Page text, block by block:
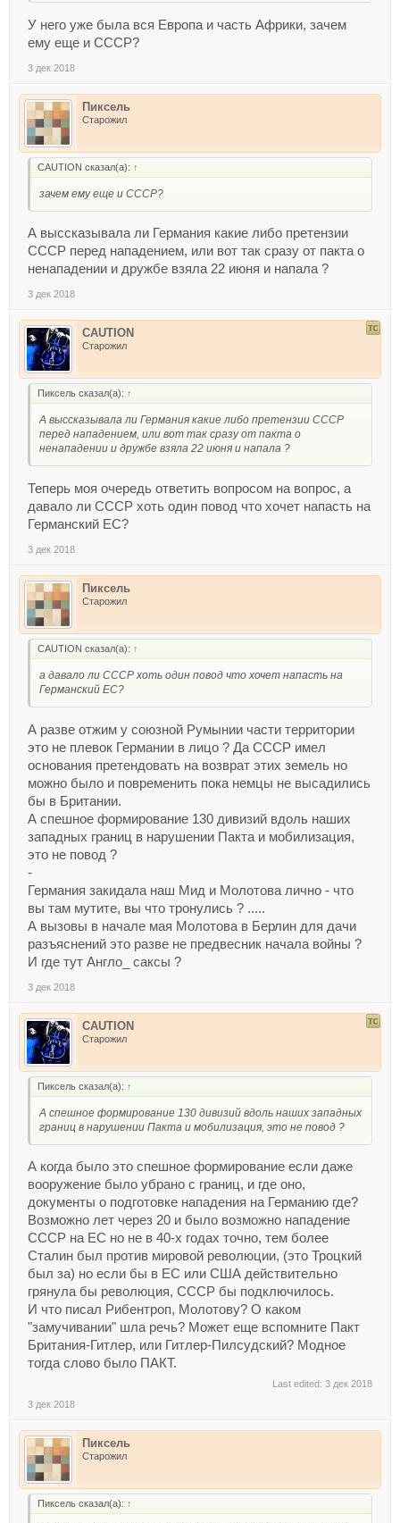
У него уже была вся Европа и часть Африки, зачем
ему еще и СССР?
3 дек 2018
Пиксель
Старожил
CAUTION сказал(а): ↑
зачем ему еще и СССР?
А выссказывала ли Германия какие либо претензии
СССР перед нападением, или вот так сразу от пакта о
ненападении и дружбе взяла 22 июня и напала ?
3 дек 2018
CAUTION
Старожил
Пиксель сказал(а): ↑
А выссказывала ли Германия какие либо претензии СССР
перед нападением, или вот так сразу от пакта о
ненападении и дружбе взяла 22 июня и напала ?
Теперь моя очередь ответить вопросом на вопрос, а
давало ли СССР хоть один повод что хочет напасть на
Германский ЕС?
3 дек 2018
Пиксель
Старожил
CAUTION сказал(а): ↑
а давало ли СССР хоть один повод что хочет напасть на
Германский ЕС?
А разве отжим у союзной Румынии части территории
это не плевок Германии в лицо ? Да СССР имел
основания претендовать на возврат этих земель но
можно было и повременить пока немцы не высадились
бы в Британии.
А спешное формирование 130 дивизий вдоль наших
западных границ в нарушении Пакта и мобилизация,
это не повод ?
-
Германия закидала наш Мид и Молотова лично - что
вы там мутите, вы что тронулись ? .....
А вызовы в начале мая Молотова в Берлин для дачи
разъяснений это разве не предвесник начала войны ?
И где тут Англо_ саксы ?
3 дек 2018
CAUTION
Старожил
Пиксель сказал(а): ↑
А спешное формирование 130 дивизий вдоль наших западных
границ в нарушении Пакта и мобилизация, это не повод ?
А когда было это спешное формирование если даже
вооружение было убрано с границ, и где оно,
документы о подготовке нападения на Германию где?
Возможно лет через 20 и было возможно нападение
СССР на ЕС но не в 40-х годах точно, тем более
Сталин был против мировой революции, (это Троцкий
был за) но если бы в ЕС или США действительно
грянула бы революция, СССР бы подключилось.
И что писал Рибентроп, Молотову? О каком
"замучивании" шла речь? Может еще вспомните Пакт
Британия-Гитлер, или Гитлер-Пилсудский? Модное
тогда слово было ПАКТ.
Last edited: 3 дек 2018
3 дек 2018
Пиксель
Старожил
Пиксель сказал(а): ↑